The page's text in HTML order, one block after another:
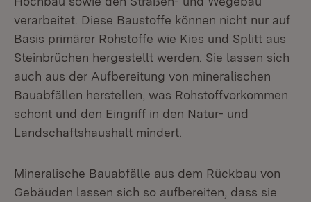
verarbeitet. Diese Baustoffe können nicht nur auf
Basis primärer Rohstoffe wie Kies und Splitt aus
Steinbrüchen hergestellt werden. Sie lassen sich
auch aus der Aufbereitung von mineralischen
Bauabfällen herstellen, was Rohstoffvorkommen
schont und den Eingriff in den Natur- und
Landschaftshaushalt mindert.
Mineralische Bauabfälle aus dem Rückbau von
Gebäuden lassen sich so aufbereiten, dass sie